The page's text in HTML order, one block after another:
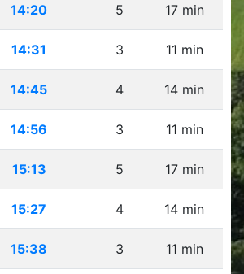
14:20 5 17 min
14:31 3 11 min
14:45 4 14 min
14:56 3 11 min
15:13 5 17 min
15:27 4 14 min
15:38 3 11 min